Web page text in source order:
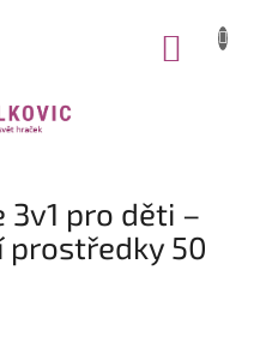
pro děti –
prostředky 50